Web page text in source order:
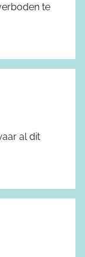
te
al dit